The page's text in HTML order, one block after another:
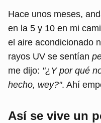
Hace unos meses,
en la 5 y 10 en mi
el aire acondicionado
rayos UV se sentían
me dijo: "¿Y por qué
hecho, wey?". Ahí
Así se vive un